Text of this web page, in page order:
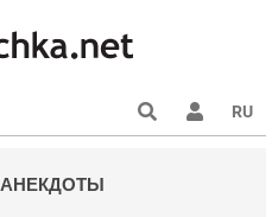
RU
АНЕКДОТЫ